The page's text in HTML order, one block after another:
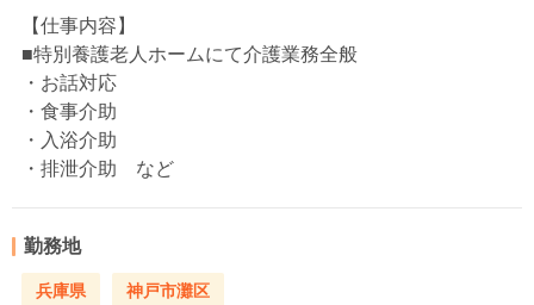
【仕事内容】
■特別養護老人ホームにて介護業務全般
・お話対応
・食事介助
・入浴介助
・排泄介助 など
勤務地
兵庫県 神戸市灘区